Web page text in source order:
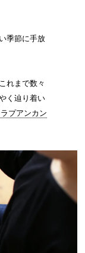
季節に手放
れまで数々
く辿り着い
プアンカン